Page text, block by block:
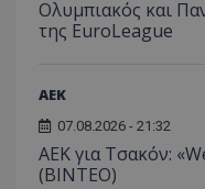
Ολυμπιακός και
της EuroLeague
ΑEK
07.08.2026 - 21:32
ΑΕΚ για Τσακόν:
(ΒΙΝΤΕΟ)